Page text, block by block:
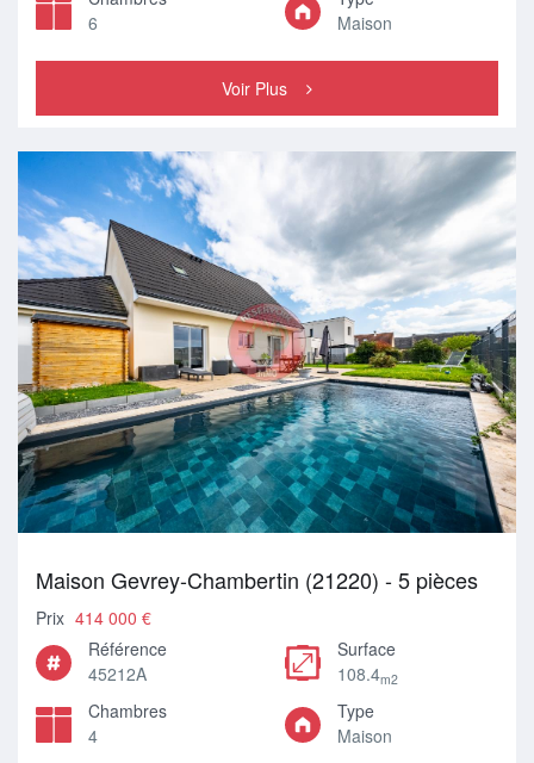
6
Maison
Voir Plus
Maison Gevrey-Chambertin (21220) - 5 pièces
Prix 414 000 €
Référence
45212A
Surface
108.4m2
Chambres
4
Type
Maison